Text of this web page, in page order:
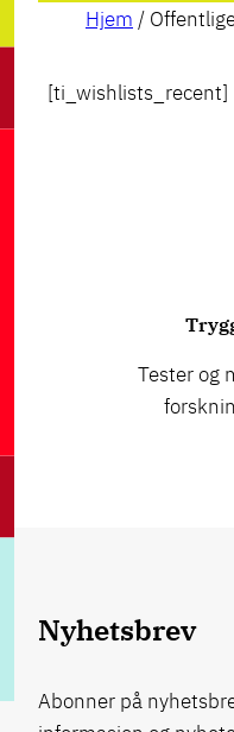
Hjem /
[ti_wishlists_recent]
Tester og
Nyhetsbrev
Abonner på